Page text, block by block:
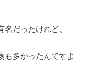
だったけれど、
も多かったんですよ